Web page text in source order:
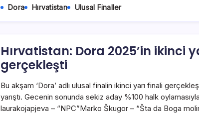
Dora Hırvatistan Ulusal Finaller
Hırvatistan: Dora 2025’in ikinci
gerçekleşti
Bu akşam ‘Dora’ adlı ulusal finalin ikinci yarı finali
yarıştı. Gecenin sonunda sekiz aday %100 halk
laurakojapjeva – “NPC”Marko Škugor – “Šta da Boga